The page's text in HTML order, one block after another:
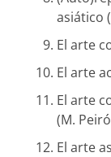
asiático
El arte
El arte
El arte
(M.
El arte